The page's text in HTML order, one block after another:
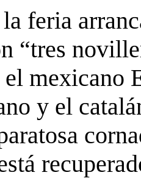
feria
“tres
el mexicano
y el